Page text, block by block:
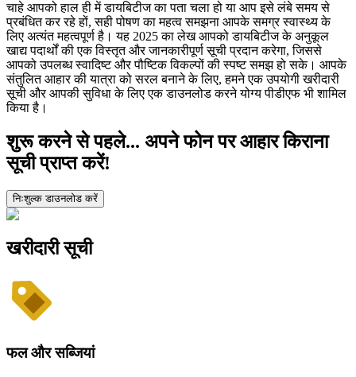
चाहे आपको हाल ही में डायबिटीज का पता चला हो या आप इसे लंबे समय से
प्रबंधित कर रहे हों, सही पोषण का महत्व समझना आपके समग्र स्वास्थ्य के
लिए अत्यंत महत्वपूर्ण है। यह 2025 का लेख आपको डायबिटीज के अनुकूल
खाद्य पदार्थों की एक विस्तृत और जानकारीपूर्ण सूची प्रदान करेगा, जिससे
आपको उपलब्ध स्वादिष्ट और पौष्टिक विकल्पों की स्पष्ट समझ हो सके। आपके
संतुलित आहार की यात्रा को सरल बनाने के लिए, हमने एक उपयोगी खरीदारी
सूची और आपकी सुविधा के लिए एक डाउनलोड करने योग्य पीडीएफ भी शामिल
किया है।
शुरू करने से पहले... अपने फोन पर आहार किराना
सूची प्राप्त करें!
निःशुल्क डाउनलोड करें
खरीदारी सूची
फल और सब्जियां